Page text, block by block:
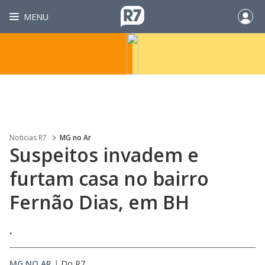
MENU
Noticias R7 MG no Ar
Suspeitos invadem e
furtam casa no bairro
Fernão Dias, em BH
.